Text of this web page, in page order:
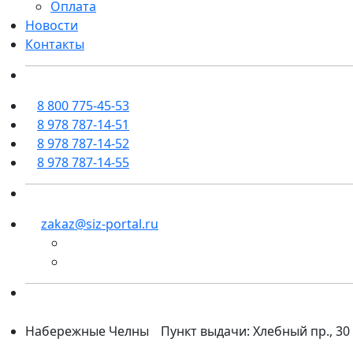
Оплата
Новости
Контакты
8 800 775-45-53
8 978 787-14-51
8 978 787-14-52
8 978 787-14-55
zakaz@siz-portal.ru
Набережные Челны Пункт выдачи: Хлебный пр., 30